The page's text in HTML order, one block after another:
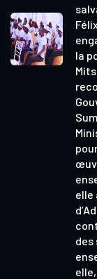
la
elle
des